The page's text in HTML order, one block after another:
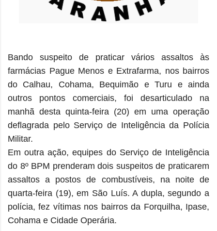
Bando suspeito de praticar vários assaltos às
farmácias Pague Menos e Extrafarma, nos bairros
do Calhau, Cohama, Bequimão e Turu e ainda
outros pontos comerciais, foi desarticulado na
manhã desta quinta-feira (20) em uma operação
deflagrada pelo Serviço de Inteligência da Polícia
Militar.
Em outra ação, equipes do Serviço de Inteligência
do 8º BPM prenderam dois suspeitos de praticarem
assaltos a postos de combustíveis, na noite de
quarta-feira (19), em São Luís. A dupla, segundo a
polícia, fez vítimas nos bairros da Forquilha, Ipase,
Cohama e Cidade Operária.